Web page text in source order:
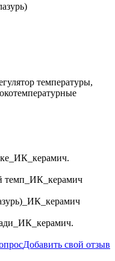
температуры,
темп_ИК_керамич
Добавить свой отзыв